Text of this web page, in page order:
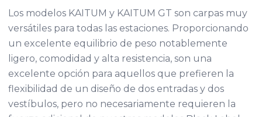
Los modelos KAITUM y KAITUM GT son carpas muy
versátiles para todas las estaciones. Proporcionando
un excelente equilibrio de peso notablemente
ligero, comodidad y alta resistencia, son una
excelente opción para aquellos que prefieren la
flexibilidad de un diseño de dos entradas y dos
vestíbulos, pero no necesariamente requieren la